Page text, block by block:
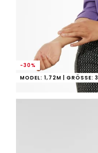
-30%
MODEL: 1,72M | GRÖSSE: 36